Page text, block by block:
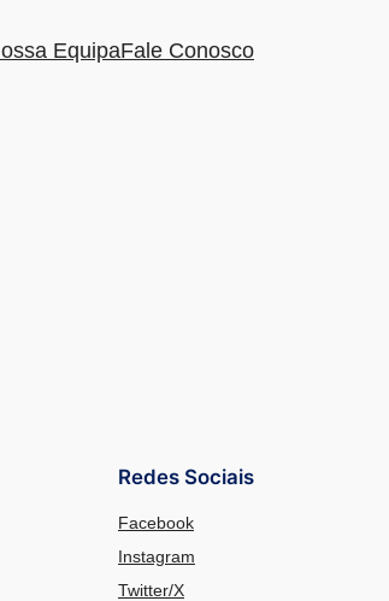
EquipaFale Conosco
Redes Sociais
Facebook
Instagram
Twitter/X